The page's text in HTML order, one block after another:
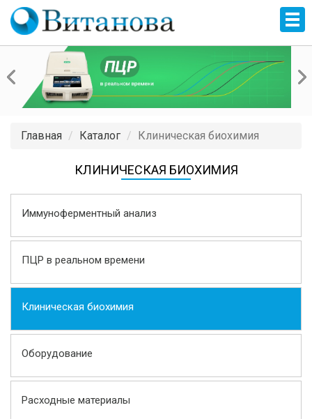
Главная Каталог Клиническая биохимия
КЛИНИЧЕСКАЯ БИОХИМИЯ
Иммуноферментный анализ
ПЦР в реальном времени
Клиническая биохимия
Оборудование
Расходные материалы